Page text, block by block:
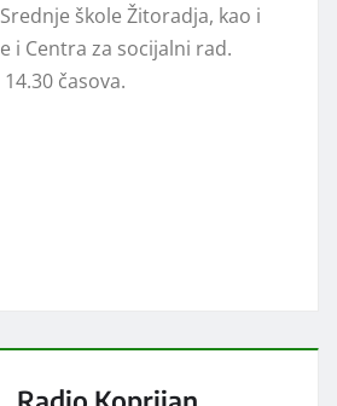
škole Žitoradja, kao i
i Centra za socijalni rad.
časova.